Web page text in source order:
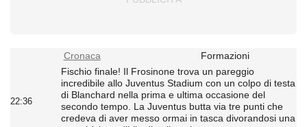
Cronaca Formazioni
22:36
Fischio finale! Il Frosinone trova un pareggio
incredibile allo Juventus Stadium con un colpo di testa
di Blanchard nella prima e ultima occasione del
secondo tempo. La Juventus butta via tre punti che
credeva di aver messo ormai in tasca divorandosi una